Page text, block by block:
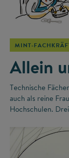
MINT-
Allein
Technische
auch als reine
Hochschulen.